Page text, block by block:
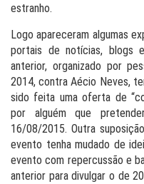
estranho.
Logo apareceram algumas
portais de notícias, blogs
anterior, organizado por
2014, contra Aécio Neves,
sido feita uma oferta de
por alguém que
16/08/2015. Outra
evento tenha mudado de
evento com repercussão e
anterior para divulgar o de